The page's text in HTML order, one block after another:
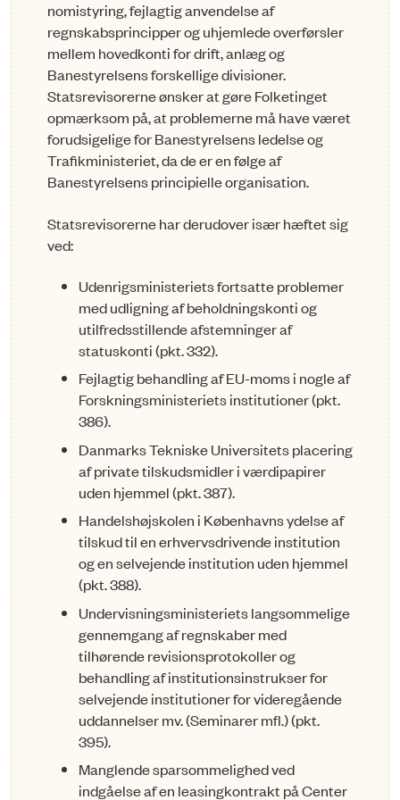
no­­mistyring, fejlagtig anvendelse af
regnskabsprincipper og uhjemlede overførsler
mellem ho­ved­kon­­ti for drift, anlæg og
Banestyrelsens forskellige divisioner.
Statsrevisorerne ønsker at gøre Fol­ke­­tinget
opmærksom på, at problemerne må have været
forudsigelige for Banestyrelsens ledelse og
Tra­fikministeriet, da de er en følge af
Banestyrelsens principielle organisation.
Statsrevisorerne har derudover især hæftet sig
ved:
Udenrigsministeriets fortsatte problemer
med udligning af beholdningskonti og
utilfreds­stil­len­de afstemninger af
statuskonti (pkt. 332).
Fejlagtig behandling af EU-moms i nogle af
Forskningsministeriets institutioner (pkt.
386).
Danmarks Tekniske Universitets placering
af private tilskudsmidler i værdipapirer
uden hjem­mel (pkt. 387).
Handelshøjskolen i Københavns ydelse af
tilskud til en erhvervsdrivende institution
og en selv­ejen­de institution uden hjemmel
(pkt. 388).
Undervisningsministeriets langsommelige
gennemgang af regnskaber med
tilhørende re­vi­si­ons­protokoller og
behandling af institutionsinstrukser for
selvejende insti­tu­tio­ner for videre­gå­en­de
uddannelser mv. (Seminarer mfl.) (pkt.
395).
Manglende sparsommelighed ved
indgåelse af en leasingkontrakt på Center